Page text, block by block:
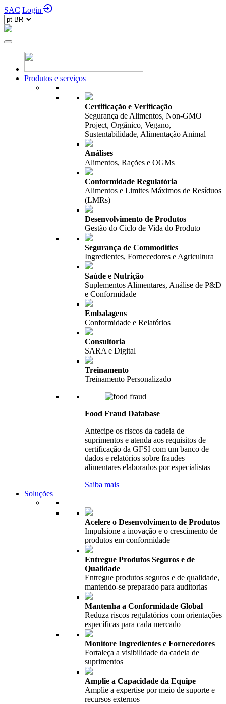
SAC Login
Produtos e serviços
Certificação e Verificação
Segurança de Alimentos, Non-GMO
Project, Orgânico, Vegano,
Sustentabilidade, Alimentação Animal
Análises
Alimentos, Rações e OGMs
Conformidade Regulatória
Alimentos e Limites Máximos de Resíduos
(LMRs)
Desenvolvimento de Produtos
Gestão do Ciclo de Vida do Produto
Segurança de Commodities
Ingredientes, Fornecedores e Agricultura
Saúde e Nutrição
Suplementos Alimentares, Análise de P&D
e Conformidade
Embalagens
Conformidade e Relatórios
Consultoria
SARA e Digital
Treinamento
Treinamento Personalizado
Food Fraud Database
Antecipe os riscos da cadeia de
suprimentos e atenda aos requisitos de
certificação da GFSI com um banco de
dados e relatórios sobre fraudes
alimentares elaborados por especialistas
Saiba mais
Soluções
Acelere o Desenvolvimento de Produtos
Impulsione a inovação e o crescimento de
produtos em conformidade
Entregue Produtos Seguros e de
Qualidade
Entregue produtos seguros e de qualidade,
mantendo-se preparado para auditorias
Mantenha a Conformidade Global
Reduza riscos regulatórios com orientações
específicas para cada mercado
Monitore Ingredientes e Fornecedores
Fortaleça a visibilidade da cadeia de
suprimentos
Amplie a Capacidade da Equipe
Amplie a expertise por meio de suporte e
recursos externos